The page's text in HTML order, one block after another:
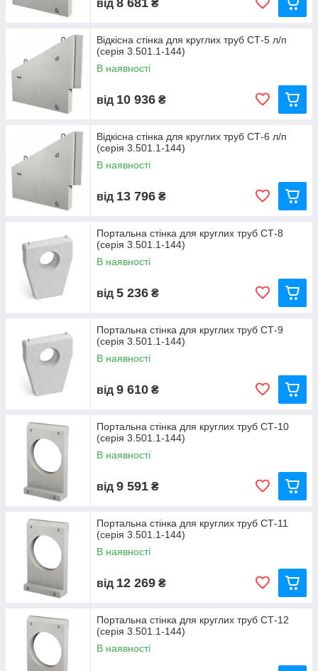
від ₴
Відкісна стінка для круглих труб СТ-5 л/п
(серія 3.501.1-144)
В наявності
від 10 936 ₴
Відкісна стінка для круглих труб СТ-6 л/п
(серія 3.501.1-144)
В наявності
від 13 796 ₴
Портальна стінка для круглих труб СТ-8
(серія 3.501.1-144)
В наявності
від 5 236 ₴
Портальна стінка для круглих труб СТ-9
(серія 3.501.1-144)
В наявності
від 9 610 ₴
Портальна стінка для круглих труб СТ-10
(серія 3.501.1-144)
В наявності
від 9 591 ₴
Портальна стінка для круглих труб СТ-11
(серія 3.501.1-144)
В наявності
від 12 269 ₴
Портальна стінка для круглих труб СТ-12
(серія 3.501.1-144)
В наявності